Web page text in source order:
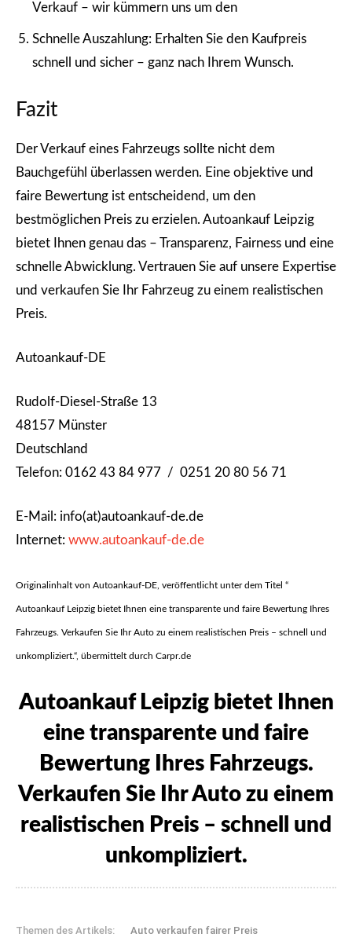
Verkauf – wir kümmern uns um den
Schnelle Auszahlung: Erhalten Sie den Kaufpreis
schnell und sicher – ganz nach Ihrem Wunsch.
Fazit
Der Verkauf eines Fahrzeugs sollte nicht dem
Bauchgefühl überlassen werden. Eine objektive und
faire Bewertung ist entscheidend, um den
bestmöglichen Preis zu erzielen. Autoankauf Leipzig
bietet Ihnen genau das – Transparenz, Fairness und eine
schnelle Abwicklung. Vertrauen Sie auf unsere Expertise
und verkaufen Sie Ihr Fahrzeug zu einem realistischen
Preis.
Autoankauf-DE
Rudolf-Diesel-Straße 13
48157 Münster
Deutschland
Telefon: 0162 43 84 977 / 0251 20 80 56 71
E-Mail: info(at)autoankauf-de.de
Internet: www.autoankauf-de.de
Originalinhalt von Autoankauf-DE, veröffentlicht unter dem Titel “
Autoankauf Leipzig bietet Ihnen eine transparente und faire Bewertung Ihres
Fahrzeugs. Verkaufen Sie Ihr Auto zu einem realistischen Preis – schnell und
unkompliziert.“, übermittelt durch Carpr.de
Autoankauf Leipzig bietet Ihnen
eine transparente und faire
Bewertung Ihres Fahrzeugs.
Verkaufen Sie Ihr Auto zu einem
realistischen Preis – schnell und
unkompliziert.
Themen des Artikels: Auto verkaufen fairer Preis